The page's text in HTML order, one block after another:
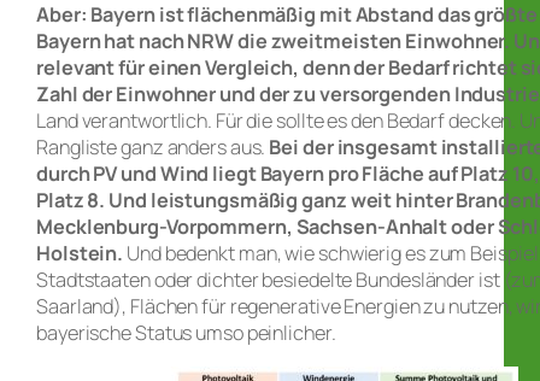
Aber: Bayern ist flächenmäßig mit Abstand das
Bayern hat nach NRW die zweitmeisten Einwohner.
relevant für einen Vergleich, denn der Bedarf richtet
Zahl der Einwohner und der zu versorgenden
Land verantwortlich. Für die sollte es den Bedarf decken.
Rangliste ganz anders aus. Bei der insgesamt
durch PV und Wind liegt Bayern pro Fläche auf Platz
Platz 8. Und leistungsmäßig ganz weit hinter
Mecklenburg-Vorpommern, Sachsen-Anhalt oder
Holstein. Und bedenkt man, wie schwierig es zum
Stadtstaaten oder dichter besiedelte Bundesländer ist
Saarland), Flächen für regenerative Energien zu nutzen,
bayerische Status umso peinlicher.